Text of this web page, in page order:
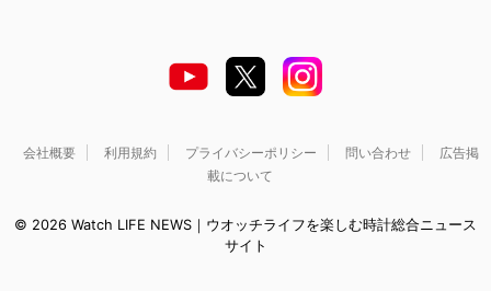
会社概要 利用規約 プライバシーポリシー 問い合わせ
広告掲
載について
© 2026 Watch LIFE NEWS｜ウオッチライフを楽しむ時計総合ニュース
サイト